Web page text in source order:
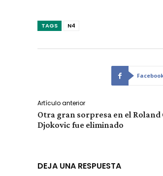
TAGS N4
Artículo anterior
Otra gran sorpresa en el Roland
Djokovic fue eliminado
DEJA UNA RESPUESTA